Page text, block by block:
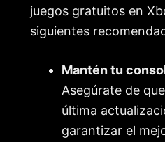
juegos gratuitos en
siguientes
Mantén tu
Asegúrate de
última
garantizar el